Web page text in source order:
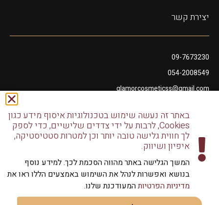
יצירת קשר
09-7673230
054-2008549
glamorcosmeticss@gmail.com
דודו דותן 10, נתניה
כל הזכויות שמורות לגלמור שיווק מוצרי שיער | שיווק למספרות
וליחידים
באתר זה נעשה שימוש בטכנולוגיות איסוף מידע כגון
Cookies, לרבות על ידי צדדים שלישיים, כדי לספק
לך חווית גלישה טובה יותר וכן למטרות סטטיסטיקה,
איפיון ושיווק.
המשך הגלישה באתר מהווה הסכמת לכך. למידע נוסף
בנושא ואפשרות לנהל את השימוש באמצעים הללו ראו את
מדיניות הפרטיותהמעודכנת שלנו.